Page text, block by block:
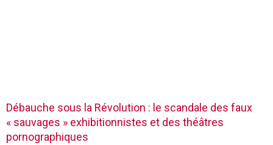
Débauche sous la Révolution : le scandale des faux
« sauvages » exhibitionnistes et des théâtres
pornographiques